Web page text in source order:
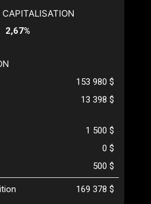
2,67%
153 980 $
13 398 $
1 500 $
0 $
500 $
169 378 $